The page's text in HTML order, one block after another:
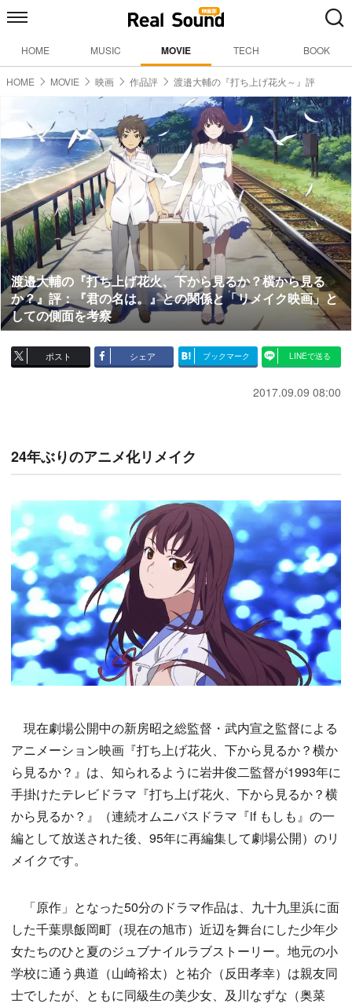
HOME MUSIC MOVIE TECH BOOK
HOME MOVIE 映画 作品評 渡邉大輔の『打ち上げ花火～』評
渡邉大輔の『打ち上げ花火、下から見るか？横から見る
か？』評：『君の名は。』との関係と「リメイク映画」と
しての側面を考察
ポスト シェア ブックマーク LINEで送る
2017.09.09 08:00
24年ぶりのアニメ化リメイク
現在劇場公開中の新房昭之総監督・武内宣之監督による
アニメーション映画『打ち上げ花火、下から見るか？横か
ら見るか？』は、知られるように岩井俊二監督が1993年に
手掛けたテレビドラマ『打ち上げ花火、下から見るか？横
から見るか？』（連続オムニバスドラマ『if もしも』の一
編として放送された後、95年に再編集して劇場公開）のリ
メイクです。
「原作」となった50分のドラマ作品は、九十九里浜に面
した千葉県飯岡町（現在の旭市）近辺を舞台にした少年少
女たちのひと夏のジュブナイルラブストーリー。地元の小
学校に通う典道（山崎裕太）と祐介（反田孝幸）は親友同
士でしたが、ともに同級生の美少女、及川なずな（奥菜